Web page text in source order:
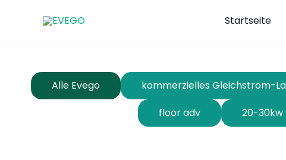
Startseite
Alle Evego kommerzielles Gleichstrom-
floor adv
20-30kw